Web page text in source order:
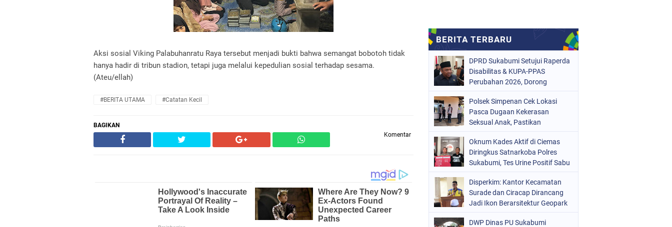
Aksi sosial Viking Palabuhanratu Raya tersebut menjadi bukti bahwa semangat bobotoh tidak
hanya hadir di tribun stadion, tetapi juga melalui kepedulian sosial terhadap sesama.
(Ateu/ellah)
#BERITA UTAMA #Catatan Kecil
BAGIKAN
Komentar
DPRD Sukabumi Setujui Raperda
Disabilitas & KUPA-PPAS
Perubahan 2026, Dorong
Polsek Simpenan Cek Lokasi
Pasca Dugaan Kekerasan
Seksual Anak, Pastikan
Oknum Kades Aktif di Ciemas
Diringkus Satnarkoba Polres
Sukabumi, Tes Urine Positif Sabu
Disperkim: Kantor Kecamatan
Surade dan Ciracap Dirancang
Jadi Ikon Berarsitektur Geopark
DWP Dinas PU Sukabumi